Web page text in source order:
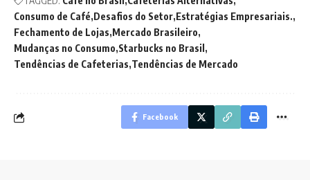
Consumo de Café Desafios do Setor Estratégias Empresariais.
Fechamento de Lojas Mercado Brasileiro
Mudanças no Consumo Starbucks no Brasil
Tendências de Cafeterias Tendências de Mercado
Facebook